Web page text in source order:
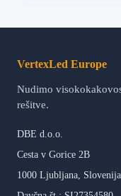
VertexLed Europe
Nudimo
rešitve.
DBE d.o.o.
Cesta v Gorice 2B
1000 Ljubljana, Slovenija